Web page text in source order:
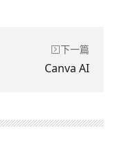
下一篇
​Canva AI